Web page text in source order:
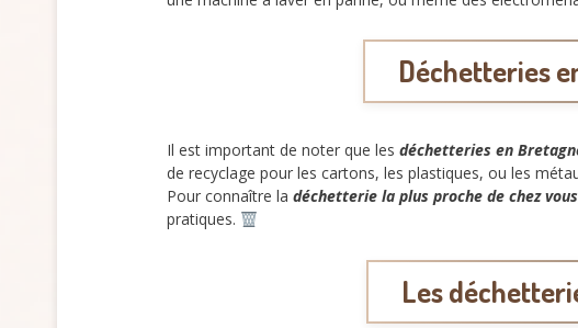
Déchetteries
Il est important de noter que les déchetteries en
de recyclage pour les cartons, les plastiques, ou les
Pour connaître la déchetterie la plus proche de chez vous
pratiques.
Les